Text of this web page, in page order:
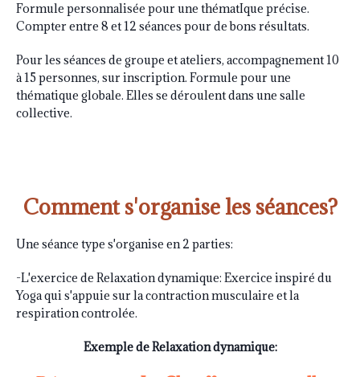
Formule personnalisée pour une thématIque précise.
Compter entre 8 et 12 séances pour de bons résultats.
Pour les séances de groupe et ateliers, accompagnement 10
à 15 personnes, sur inscription. Formule pour une
thématique globale. Elles se déroulent dans une salle
collective.
Comment s'organise les séances?
Une séance type s'organise en 2 parties:
-L'exercice de Relaxation dynamique: Exercice inspiré du
Yoga qui s'appuie sur la contraction musculaire et la
respiration controlée.
Exemple de Relaxation dynamique: